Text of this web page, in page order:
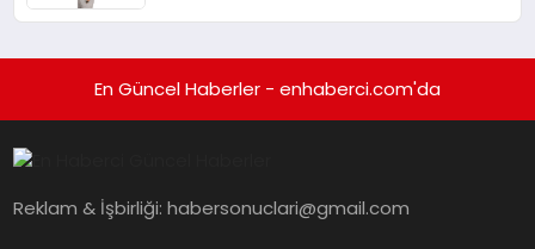
En Güncel Haberler - enhaberci.com'da
Reklam & İşbirliği:habersonuclari@gmail.com